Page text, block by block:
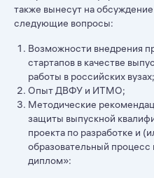
также вынесут на
следующие вопросы:
Возможности внедрения
стартапов в качестве
работы в российских вузах;
Опыт ДВФУ и ИТМО;
Методические
защиты выпускной
проекта по разработке и
образовательный
диплом»: